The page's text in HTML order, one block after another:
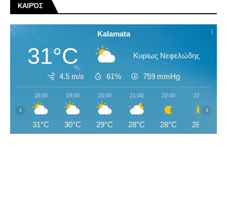
ΚΑΙΡΌΣ
Kalamata
31°C Κυρίως Νεφελώδης
4.5 m/s 61% 759 mmHg
18:00
31°C
19:00
30°C
20:00
29°C
21:00
28°C
22:00
28°C
23:00
28°C
‹ ›